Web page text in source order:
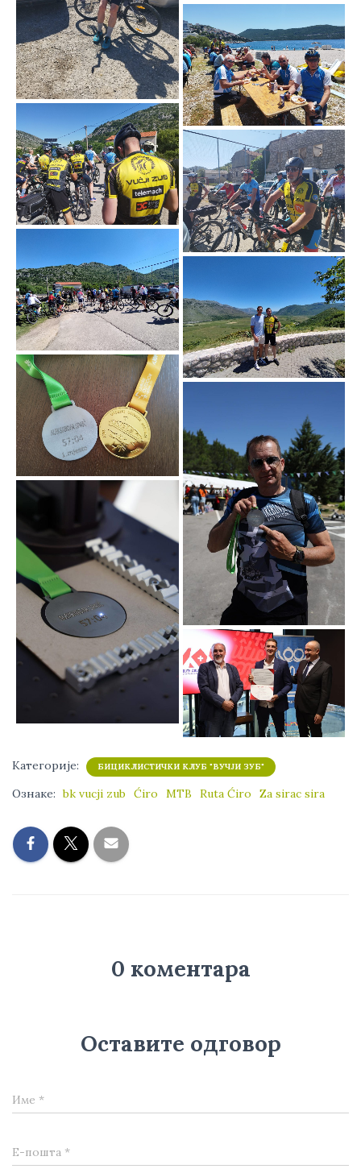
Категорије: БИЦИКЛИСТИЧКИ КЛУБ "ВУЧЈИ ЗУБ"
Ознаке: bk vucji zub Ćiro MTB Ruta Ćiro Za sirac sira
0 коментара
Оставите одговор
Име *
Е-пошта *